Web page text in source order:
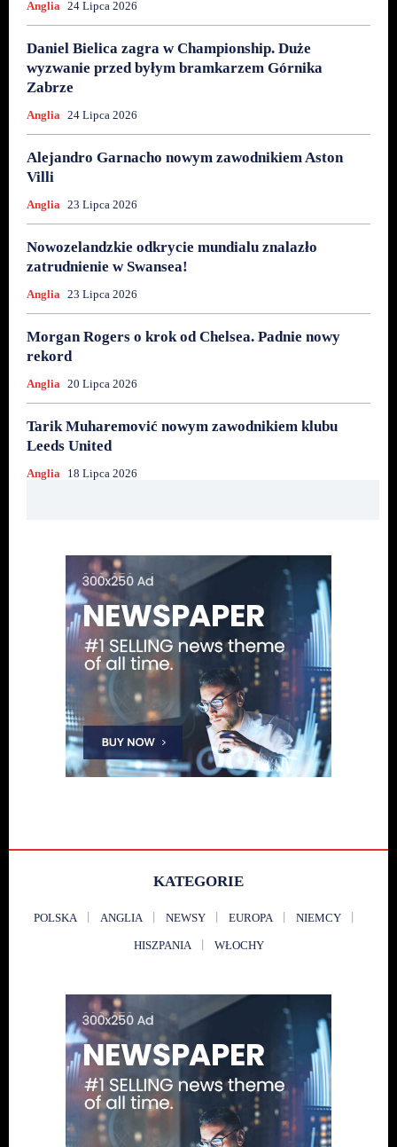
Anglia 24 Lipca 2026
Daniel Bielica zagra w Championship. Duże
wyzwanie przed byłym bramkarzem Górnika
Zabrze
Anglia 24 Lipca 2026
Alejandro Garnacho nowym zawodnikiem Aston
Villi
Anglia 23 Lipca 2026
Nowozelandzkie odkrycie mundialu znalazło
zatrudnienie w Swansea!
Anglia 23 Lipca 2026
Morgan Rogers o krok od Chelsea. Padnie nowy
rekord
Anglia 20 Lipca 2026
Tarik Muharemović nowym zawodnikiem klubu
Leeds United
Anglia 18 Lipca 2026
KATEGORIE
POLSKA ANGLIA NEWSY EUROPA NIEMCY
HISZPANIA WŁOCHY